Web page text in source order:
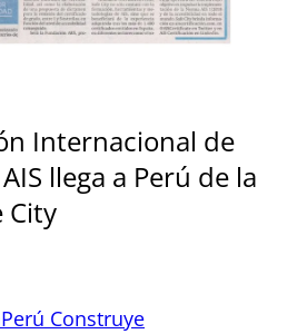
Internacional de
llega a Perú de la
City
Perú Construye